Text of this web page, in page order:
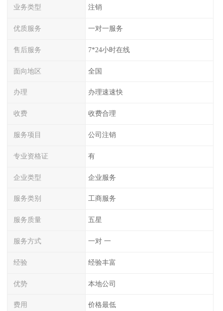
业务类型 注销
优质服务 一对一服务
售后服务 7*24小时在线
面向地区 全国
办理 办理速速快
收费 收费合理
服务项目 公司注销
专业资格证 有
企业类型 企业服务
服务类别 工商服务
服务质量 五星
服务方式 一对 一
经验 经验丰富
优势 本地公司
费用 价格最低